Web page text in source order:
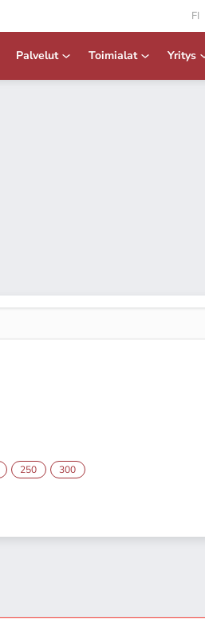
FI
Palvelut Toimialat Yritys
250 300